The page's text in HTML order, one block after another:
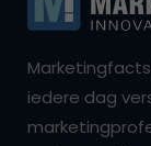
iedere dag